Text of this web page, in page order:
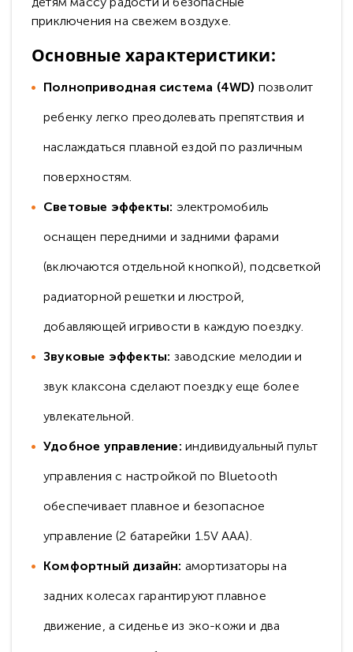
приключения на свежем воздухе.
Основные характеристики:
Полноприводная система (4WD) позволит
ребенку легко преодолевать препятствия и
наслаждаться плавной ездой по различным
поверхностям.
Световые эффекты: электромобиль
оснащен передними и задними фарами
(включаются отдельной кнопкой), подсветкой
радиаторной решетки и люстрой,
добавляющей игривости в каждую поездку.
Звуковые эффекты: заводские мелодии и
звук клаксона сделают поездку еще более
увлекательной.
Удобное управление: индивидуальный пульт
управления с настройкой по Bluetooth
обеспечивает плавное и безопасное
управление (2 батарейки 1.5V AAA).
Комфортный дизайн: амортизаторы на
задних колесах гарантируют плавное
движение, а сиденье из эко-кожи и два